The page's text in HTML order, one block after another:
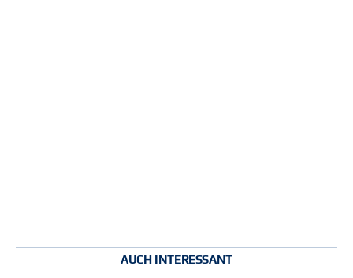
AUCH INTERESSANT